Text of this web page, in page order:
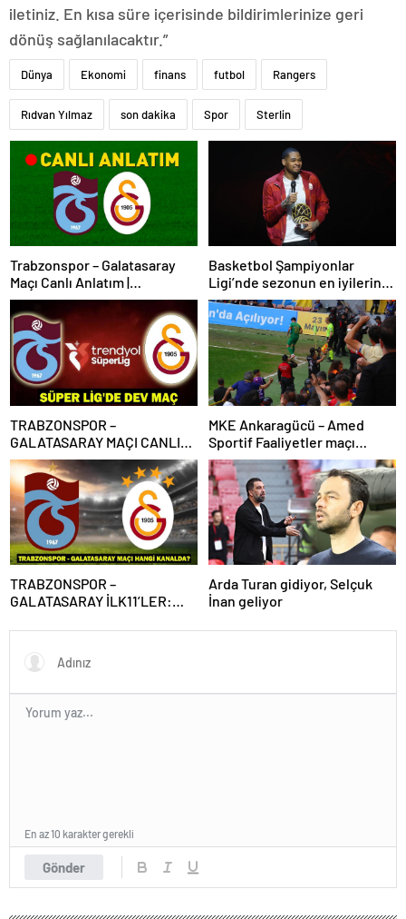
iletiniz. En kısa süre içerisinde bildirimlerinize geri
dönüş sağlanılacaktır.”
Dünya Ekonomi finans futbol Rangers
Rıdvan Yılmaz son dakika Spor Sterlin
Trabzonspor – Galatasaray
Maçı Canlı Anlatım |
Trabzonspor – Galatasaray
Bein Sports 1 Canlı İzle | Lider,
Trabzon deplasmanında
Basketbol Şampiyonlar
Ligi’nde sezonun en iyilerine
ödülleri verildi
TRABZONSPOR –
GALATASARAY MAÇI CANLI
İZLE | Trabzonspor-
Galatasaray maçı canlı izleme
bilgileri! Süper Lig’de dev
maç!
MKE Ankaragücü – Amed
Sportif Faaliyetler maçı
olaylarla başladı
TRABZONSPOR –
GALATASARAY İLK11’LER:
maçı hangi kanalda, saat
kaçta?
Arda Turan gidiyor, Selçuk
İnan geliyor
Gönder
En az 10 karakter gerekli